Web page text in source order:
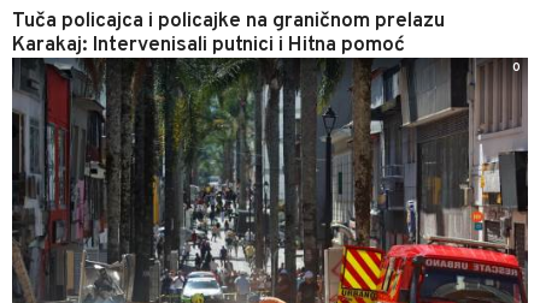
Tuča policajca i policajke na graničnom prelazu
Karakaj: Intervenisali putnici i Hitna pomoć
0